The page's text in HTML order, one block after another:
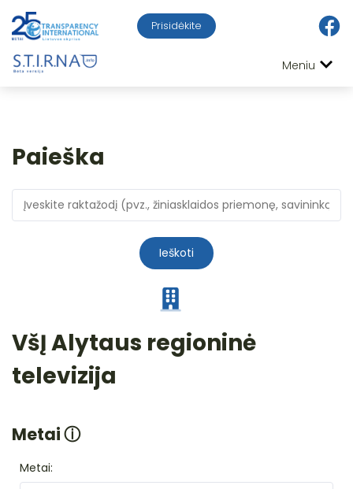
Prisidėkite
Meniu
Paieška
Ieškoti
VšĮ Alytaus regioninė
televizija
Metaiⓘ
Metai: